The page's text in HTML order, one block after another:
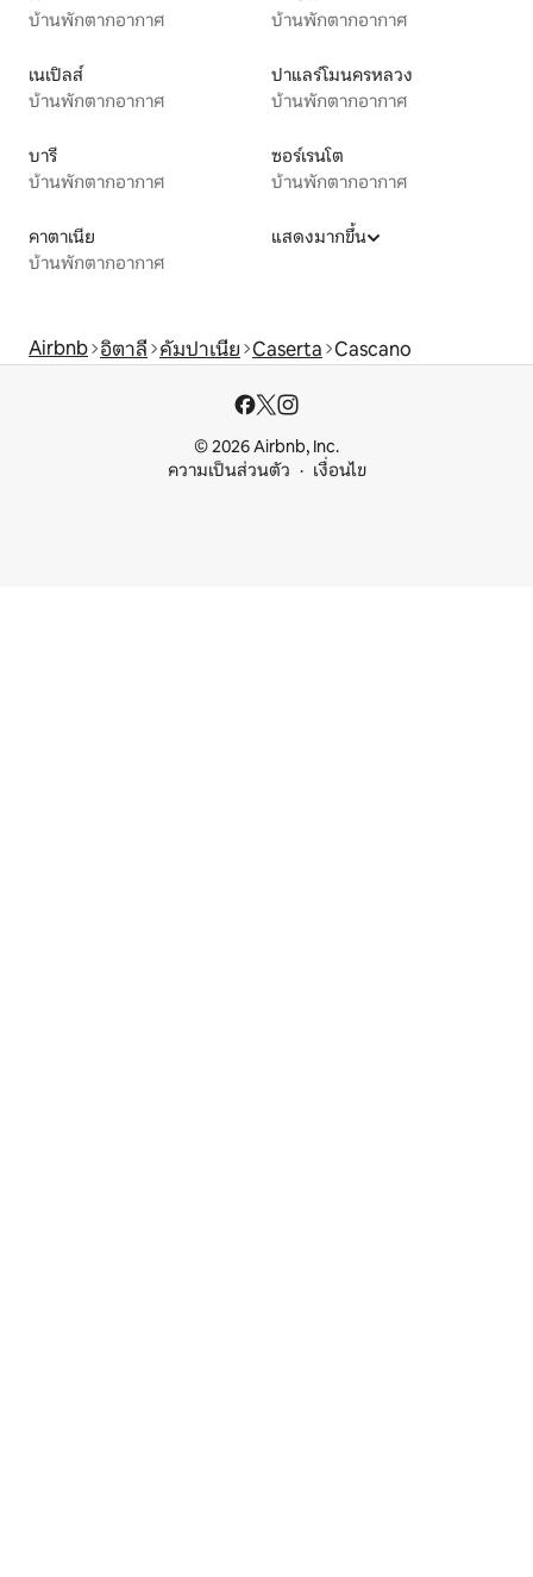
บ้านพักตากอากาศ
บ้านพักตากอากาศ
เนเปิลส์
บ้านพักตากอากาศ
ปาแลร์โมนครหลวง
บ้านพักตากอากาศ
บารี
บ้านพักตากอากาศ
ซอร์เรนโต
บ้านพักตากอากาศ
คาตาเนีย
บ้านพักตากอากาศ
แสดงมากขึ้น
Airbnb อิตาลี คัมปาเนีย Caserta Cascano
© 2026 Airbnb, Inc.
ความเป็นส่วนตัว
เงื่อนไข